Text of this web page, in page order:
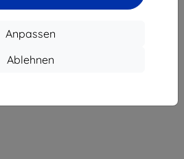
Anpassen
Ablehnen